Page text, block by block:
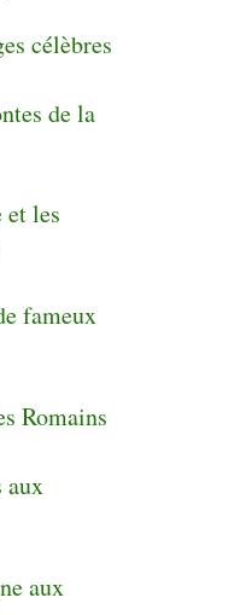
célèbres
de la
les
fameux
Romains
aux
aux